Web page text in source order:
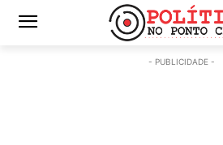
- PUBLICIDADE -